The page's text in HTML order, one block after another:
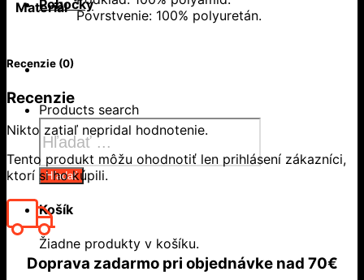
Pobočky
Products search
Hľadať
Košík
Žiadne produkty v košíku.
Materiál Povrstvenie: 100% polyuretán.
Recenzie (0)
Recenzie
Nikto zatiaľ nepridal hodnotenie.
Tento produkt môžu ohodnotiť len prihlásení zákazníci,
ktorí si ho kúpili.
Doprava zadarmo pri objednávke nad 70€